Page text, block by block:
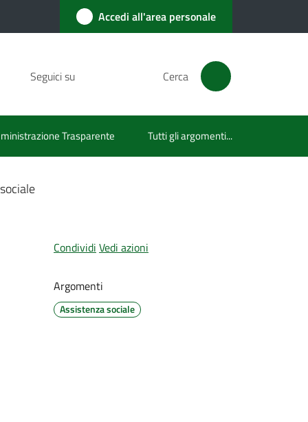
Accedi all'area personale
Seguici su Cerca
Trasparente Tutti gli argomenti...
Condividi Vedi azioni
Argomenti
Assistenza sociale